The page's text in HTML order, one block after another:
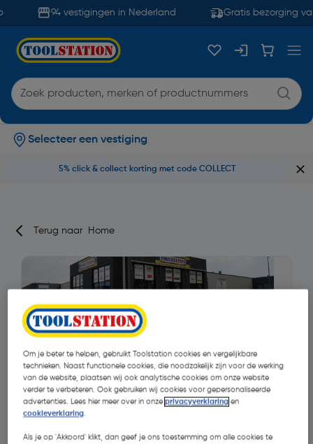
94 vestigingen in Nederland Gratis bezorging
Selecteer een vestiging
5% click & collect korting met code COLLECT
Terug naar Home
Alle Nieuws Blogs Adviezen
Om je beter te helpen, gebruikt Toolstation cookies en vergelijkbare
technieken. Naast functionele cookies, die noodzakelijk zijn voor de werking
van de website, plaatsen wij ook analytische cookies om onze website
verder te verbeteren. Ook gebruiken wij cookies voor gepersonaliseerde
advertenties. Lees hier meer over in onzeprivacyverklaring en
cookieverklaring.
Als je op 'Akkoord' klikt, dan geef je ons toestemming om alle cookies te